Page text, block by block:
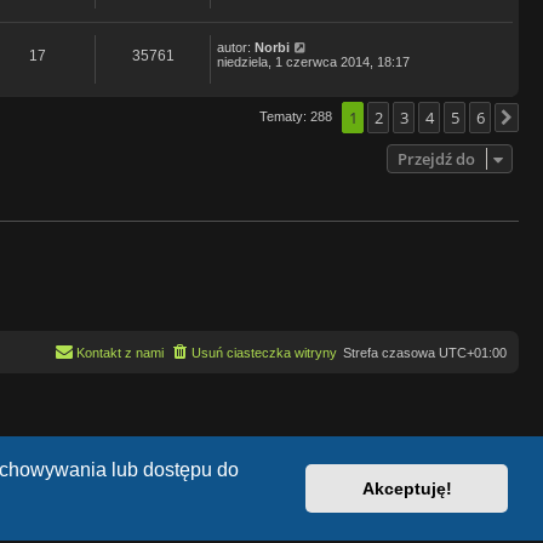
lub dostępu do
Akceptuję!
17 35761 autor: Norbi
niedziela, 1 czerwca 2014, 18:17
Tematy: 288 1 2 3 4 5 6
Przejdź do
Strefa czasowa UTC+01:00
Usuń ciasteczka witryny
Kontakt z nami